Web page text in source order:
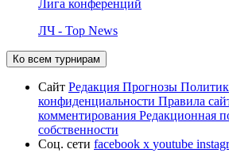
Лига конференций
ЛЧ - Top News
Ко всем турнирам
Сайт Редакция Прогнозы
конфиденциальности Правила
комментирования Редакционная
собственности
Соц. сети facebook x youtube